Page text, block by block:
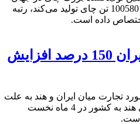
است. علی‌رغم آنکه ایران سالانه 100580 تن چای تولید می‌کند، رتبه
داده است.
صادرات چای هند به ایران 150 درصد افزایش
تجارت میان ایران و هند به علت
تحریم‌ها وجود دارد، صادرات چای هند به کشور در 4 ماه نخست